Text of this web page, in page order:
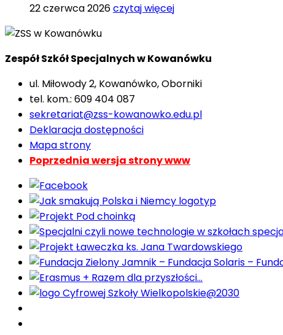
22 czerwca 2026czytaj więcej
Zespół Szkół Specjalnych w Kowanówku
ul. Miłowody 2, Kowanówko, Oborniki
tel. kom.: 609 404 087
sekretariat@zss-kowanowko.edu.pl
Deklaracja dostępności
Mapa strony
Poprzednia wersja strony www